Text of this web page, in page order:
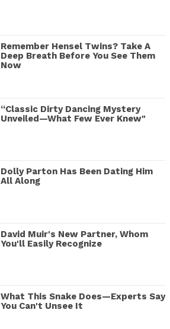
Remember Hensel Twins? Take A
Deep Breath Before You See Them
Now
“Classic Dirty Dancing Mystery
Unveiled—What Few Ever Knew"
Dolly Parton Has Been Dating Him
All Along
David Muir's New Partner, Whom
You'll Easily Recognize
What This Snake Does—Experts Say
You Can't Unsee It